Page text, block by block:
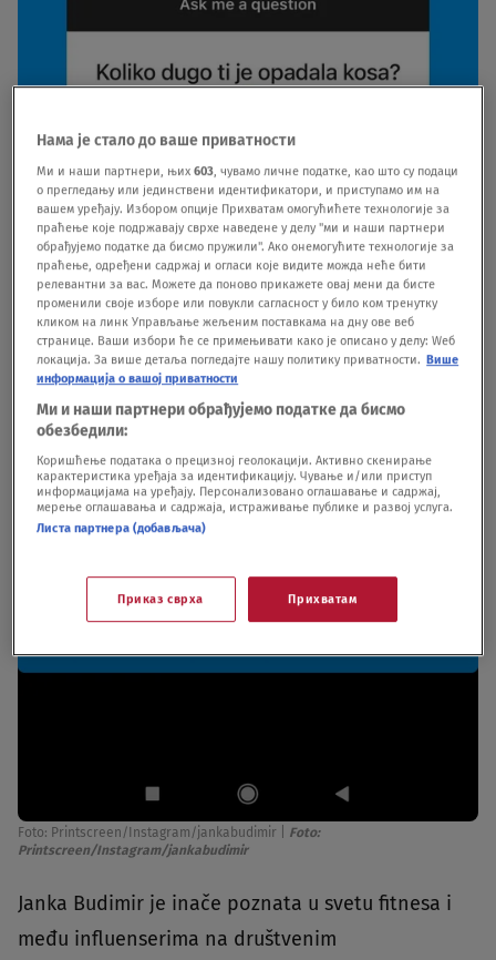
Foto: Printscreen/Instagram/jankabudimir
Foto:
Printscreen/Instagram/jankabudimir
Janka Budimir je inače poznata u svetu fitnesa i
među influenserima na društvenim
Нама је стало до ваше приватности
Ми и наши партнери, њих603, чувамо личне податке, као што су подаци
о прегледању или јединствени идентификатори, и приступамо им на
вашем уређају. Избором опције Прихватам омогућићете технологије за
праћење које подржавају сврхе наведене у делу "ми и наши партнери
обрађујемо податке да бисмо пружили". Ако онемогућите технологије за
праћење, одређени садржај и огласи које видите можда неће бити
релевантни за вас. Можете да поново прикажете овај мени да бисте
променили своје изборе или повукли сагласност у било ком тренутку
кликом на линк Управљање жељеним поставкама на дну ове веб
странице. Ваши избори ће се примењивати како је описано у делу: Wеб
локација. За више детаља погледајте нашу политику приватности. Више
информација о вашој приватности
Ми и наши партнери обрађујемо податке да бисмо
обезбедили:
Коришћење података о прецизној геолокацији. Активно скенирање
карактеристика уређаја за идентификацију. Чување и/или приступ
информацијама на уређају. Персонализовано оглашавање и садржај,
мерење оглашавања и садржаја, истраживање публике и развој услуга.
Листа партнера (добављача)
Приказ сврха Прихватам